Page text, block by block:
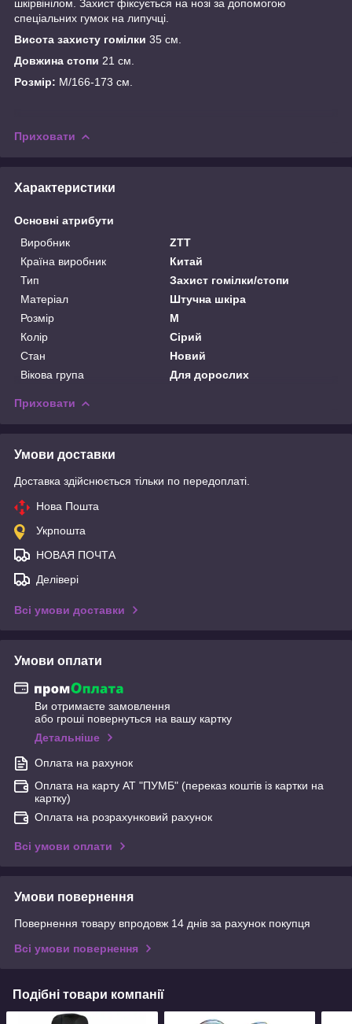
шкірвінілом. Захист фіксується на нозі за допомогою
спеціальних гумок на липучці.
Висота захисту гомілки 35 см.
Довжина стопи 21 см.
Розмір: М/166-173 см.
Приховати
Характеристики
Основні атрибути
Виробник
ZTT
Країна виробник
Китай
Тип
Захист гомілки/стопи
Матеріал
Штучна шкіра
Розмір
M
Колір
Сірий
Стан
Новий
Вікова група
Для дорослих
Приховати
Умови доставки
Доставка здійснюється тільки по передоплаті.
Нова Пошта
Укрпошта
НОВАЯ ПОЧТА
Делівері
Всі умови доставки
Умови оплати
Ви отримаєте замовлення
або гроші повернуться на вашу картку
Детальніше
Оплата на рахунок
Оплата на карту АТ "ПУМБ" (переказ коштів із картки на
картку)
Оплата на розрахунковий рахунок
Всі умови оплати
Умови повернення
Повернення товару впродовж 14 днів за рахунок покупця
Всі умови повернення
Подібні товари компанії